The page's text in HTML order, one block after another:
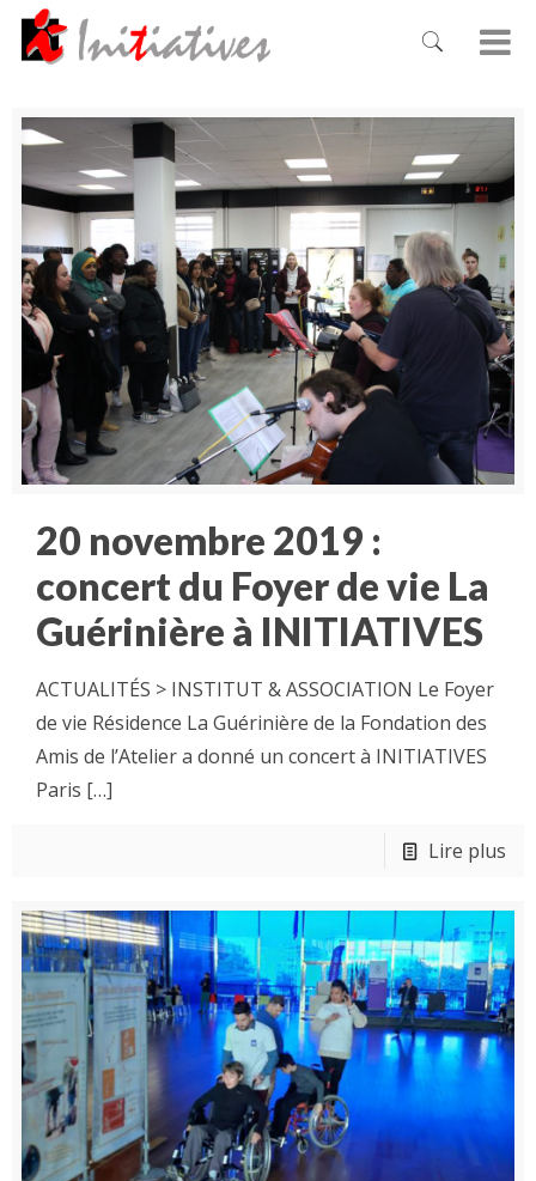
20 novembre 2019 :
concert du Foyer de vie La
Guérinière à INITIATIVES
ACTUALITÉS > INSTITUT & ASSOCIATION Le Foyer
de vie Résidence La Guérinière de la Fondation des
Amis de l’Atelier a donné un concert à INITIATIVES
Paris […]
Lire plus